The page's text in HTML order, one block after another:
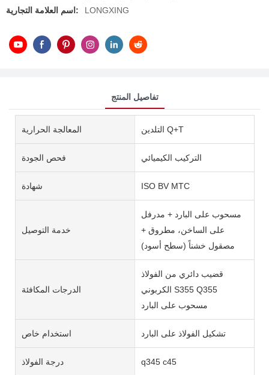
اسم العلامة التجارية:
LONGXING
تفاصيل المنتج
المعالجة الحرارية التلدين Q+T
فحص الجودة التركيب الكيميائي
شهادة ISO BV MTC
خدمة التوصيل
مسحوب على البارد + مدرفل
على الساخن، مطروق +
مصقول خشناً (سطح أسود)
الدرجات المكافئة
قضيب دائري من الفولاذ
الكربوني S355 Q355
مسحوب على البارد
استخدام خاص تشكيل الفولاذ على البارد
درجة الفولاذ q345 c45